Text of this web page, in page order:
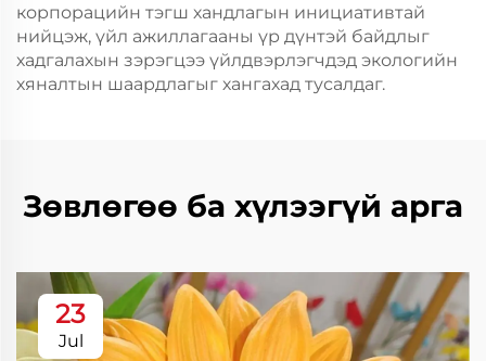
корпорацийн тэгш хандлагын инициативтай
нийцэж, үйл ажиллагааны үр дүнтэй байдлыг
хадгалахын зэрэгцээ үйлдвэрлэгчдэд экологийн
хяналтын шаардлагыг хангахад тусалдаг.
Зөвлөгөө ба хүлээгүй арга
23
Jul